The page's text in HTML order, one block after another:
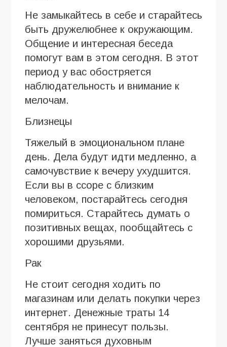
Не замыкайтесь в себе и старайтесь
быть дружелюбнее к окружающим.
Общение и интересная беседа
помогут вам в этом сегодня. В этот
период у вас обостряется
наблюдательность и внимание к
мелочам.
Близнецы
Тяжелый в эмоциональном плане
день. Дела будут идти медленно, а
самочувствие к вечеру ухудшится.
Если вы в ссоре с близким
человеком, постарайтесь сегодня
помириться. Старайтесь думать о
позитивных вещах, пообщайтесь с
хорошими друзьями.
Рак
Не стоит сегодня ходить по
магазинам или делать покупки через
интернет. Денежные траты 14
сентября не принесут пользы.
Лучше заняться духовным